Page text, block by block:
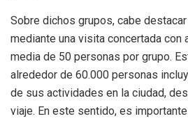
Sobre dichos grupos, cabe
mediante una visita concertada con
media de 50 personas por grupo.
alrededor de 60.000 personas
de sus actividades en la ciudad,
viaje. En este sentido, es